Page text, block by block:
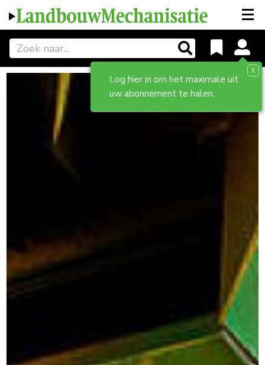
Log hier in om het maximale uit
uw abonnement te halen.
X